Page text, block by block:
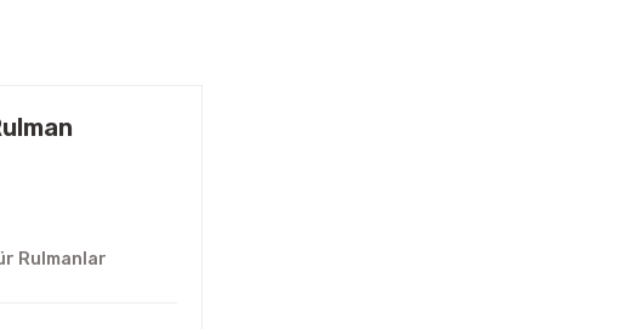
Rulmanlar